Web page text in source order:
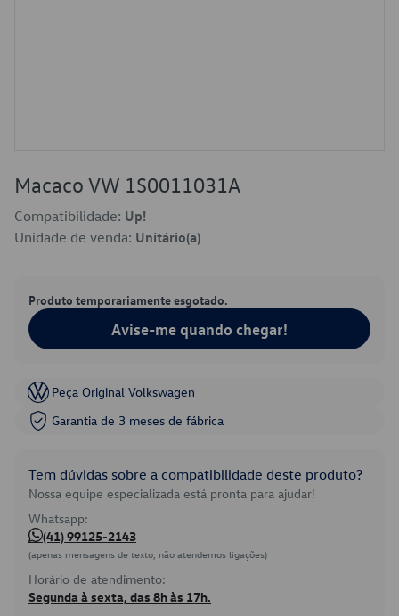
Macaco VW 1S0011031A
Compatibilidade: Up!
Unidade de venda: Unitário(a)
Produto temporariamente esgotado.
Avise-me quando chegar!
Peça Original Volkswagen
Garantia de 3 meses de fábrica
Tem dúvidas sobre a compatibilidade deste produto?
Nossa equipe especializada está pronta para ajudar!
Whatsapp:
(41) 99125-2143
(apenas mensagens de texto, não atendemos ligações)
Horário de atendimento:
Segunda à sexta, das 8h às 17h.